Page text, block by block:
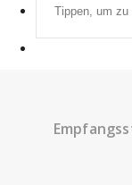
nach: